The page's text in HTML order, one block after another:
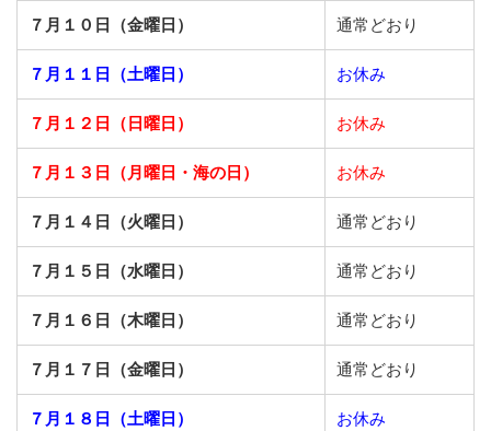
７月１０日（金曜日） 通常どおり
７月１１日（土曜日） お休み
７月１２日（日曜日） お休み
７月１３日（月曜日・海の日） お休み
７月１４日（火曜日） 通常どおり
７月１５日（水曜日） 通常どおり
７月１６日（木曜日） 通常どおり
７月１７日（金曜日） 通常どおり
７月１８日（土曜日） お休み